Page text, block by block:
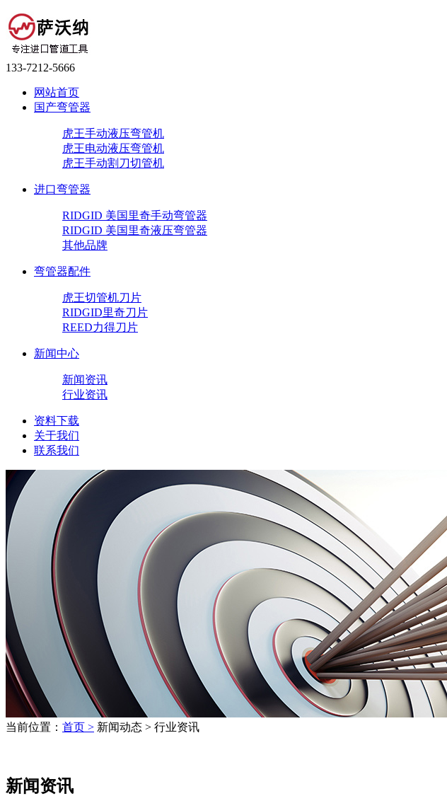
133-7212-5666
网站首页
国产弯管器
虎王手动液压弯管机
虎王电动液压弯管机
虎王手动割刀切管机
进口弯管器
RIDGID 美国里奇手动弯管器
RIDGID 美国里奇液压弯管器
其他品牌
弯管器配件
虎王切管机刀片
RIDGID里奇刀片
REED力得刀片
新闻中心
新闻资讯
行业资讯
资料下载
关于我们
联系我们
当前位置： 首页 > 新闻动态 > 行业资讯
新闻资讯